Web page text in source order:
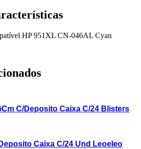
HP 951XL CN-046AL Cyan
C/Deposito Caixa C/24 Blisters
Caixa C/24 Und Leoeleo